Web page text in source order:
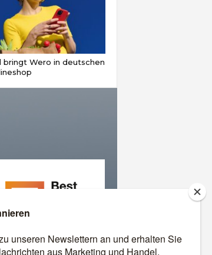
bringt Wero in deutschen
Retail Cases: Die
Lösungen für Händler